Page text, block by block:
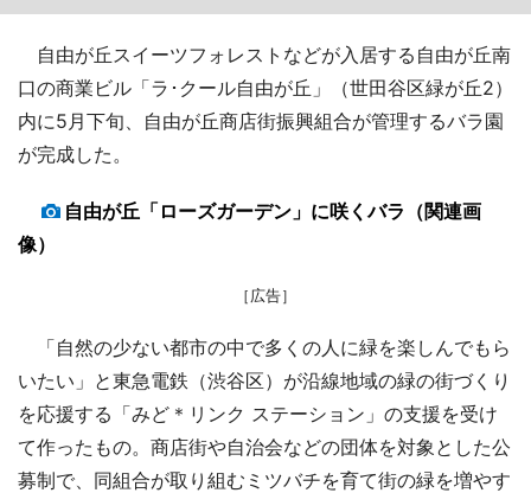
自由が丘スイーツフォレストなどが入居する自由が丘南
口の商業ビル「ラ･クール自由が丘」（世田谷区緑が丘2）
内に5月下旬、自由が丘商店街振興組合が管理するバラ園
が完成した。
自由が丘「ローズガーデン」に咲くバラ（関連画
像）
［広告］
「自然の少ない都市の中で多くの人に緑を楽しんでもら
いたい」と東急電鉄（渋谷区）が沿線地域の緑の街づくり
を応援する「みど＊リンク ステーション」の支援を受け
て作ったもの。商店街や自治会などの団体を対象とした公
募制で、同組合が取り組むミツバチを育て街の緑を増やす